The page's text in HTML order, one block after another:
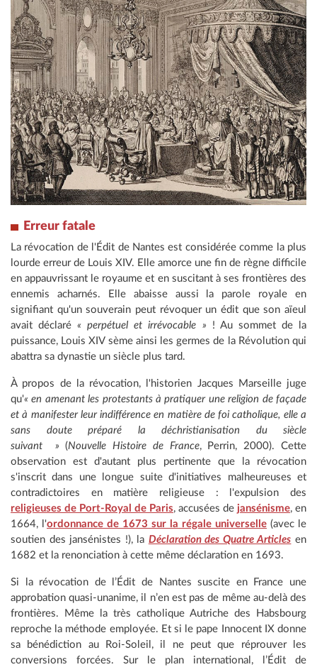
Erreur fatale
La révocation de l'Édit de Nantes est considérée comme la plus
lourde erreur de Louis XIV. Elle amorce une fin de règne difficile
en appauvrissant le royaume et en suscitant à ses frontières des
ennemis acharnés. Elle abaisse aussi la parole royale en
signifiant qu'un souverain peut révoquer un édit que son aïeul
avait déclaré« perpétuel et irrévocable » ! Au sommet de la
puissance, Louis XIV sème ainsi les germes de la Révolution qui
abattra sa dynastie un siècle plus tard.
À propos de la révocation, l'historien Jacques Marseille juge
qu'« en amenant les protestants à pratiquer une religion de façade
et à manifester leur indifférence en matière de foi catholique, elle a
sans doute préparé la déchristianisation du siècle
suivant » (Nouvelle Histoire de France, Perrin, 2000). Cette
observation est d'autant plus pertinente que la révocation
s'inscrit dans une longue suite d'initiatives malheureuses et
contradictoires en matière religieuse : l'expulsion des
religieuses de Port-Royal de Paris, accusées de jansénisme, en
1664, l'ordonnance de 1673 sur la régale universelle (avec le
soutien des jansénistes !), la Déclaration des Quatre Articles en
1682 et la renonciation à cette même déclaration en 1693.
Si la révocation de l’Édit de Nantes suscite en France une
approbation quasi-unanime, il n’en est pas de même au-delà des
frontières. Même la très catholique Autriche des Habsbourg
reproche la méthode employée. Et si le pape Innocent IX donne
sa bénédiction au Roi-Soleil, il ne peut que réprouver les
conversions forcées. Sur le plan international, l’Édit de